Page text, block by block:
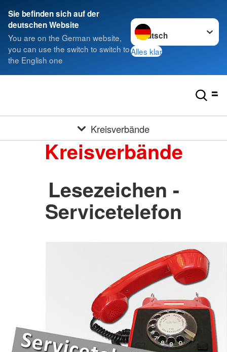
Sie befinden sich auf der
deutschen Website
You are on the German website,
you can use the switch to switch to
the English one
Sprache wechseln zu
Alles klar
Kreisverbände
Kreisverbände
Lesezeichen -
Servicetelefon